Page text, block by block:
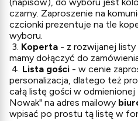
czarny. Zaproszenie na
czcionki prezentuje na tle
wyboru.
3. Koperta - z rozwijanej listy
mamy dołączyć do
4. Lista gości - w cenie
personalizacja, dlatego też
całą listę gości w
Nowak" na adres mailowy
wpisać po prostu tą listę w